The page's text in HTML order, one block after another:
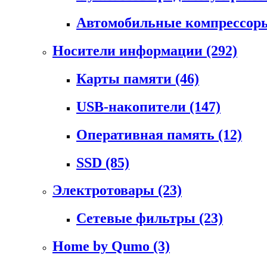
Автомобильные
Носители информации (292)
Карты памяти (46)
USB-накопители (147)
Оперативная память (12)
SSD (85)
Электротовары (23)
Сетевые фильтры (23)
Home by Qumo (3)